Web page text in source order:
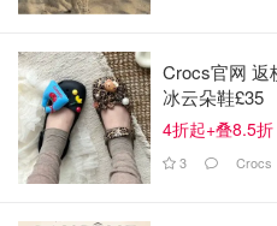
Crocs官网 返
冰云朵鞋£35
4折起+叠8.5折
3 Crocs